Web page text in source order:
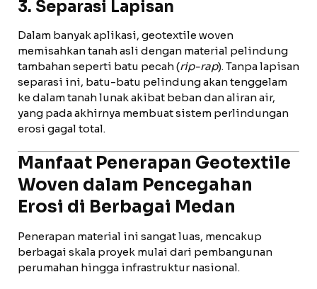
3. Separasi Lapisan
Dalam banyak aplikasi, geotextile woven
memisahkan tanah asli dengan material pelindung
tambahan seperti batu pecah (rip-rap). Tanpa lapisan
separasi ini, batu-batu pelindung akan tenggelam
ke dalam tanah lunak akibat beban dan aliran air,
yang pada akhirnya membuat sistem perlindungan
erosi gagal total.
Manfaat Penerapan Geotextile
Woven dalam Pencegahan
Erosi di Berbagai Medan
Penerapan material ini sangat luas, mencakup
berbagai skala proyek mulai dari pembangunan
perumahan hingga infrastruktur nasional.